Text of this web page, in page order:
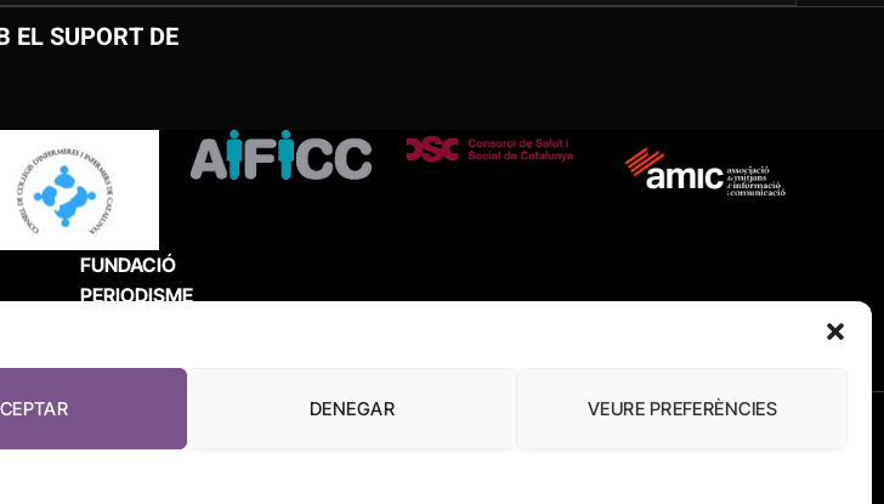
DENEGAR VEURE PREFERÈNCIES
EL SUPORT DE
FUNDACIÓ
PERIODISME